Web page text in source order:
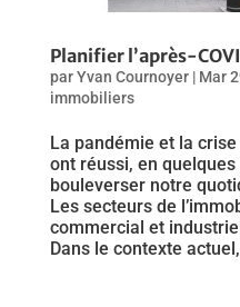
Planifier l’après-
parYvan Cournoyer| Mar
immobiliers
La pandémie et la
ont réussi, en
bouleverser notre
Les secteurs de
commercial et
Dans le contexte